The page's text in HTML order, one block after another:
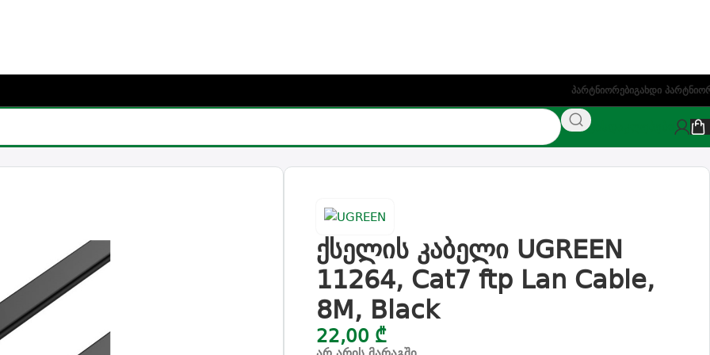
ᲞარტნიორებიᲒახდი
NASფასდაკლებები
11264, Cat7 ftp Lan Cable, 8M, Black
ქსელის კაბელი UGREEN
11264, Cat7 ftp Lan Cable,
8M, Black
22,00 ₾